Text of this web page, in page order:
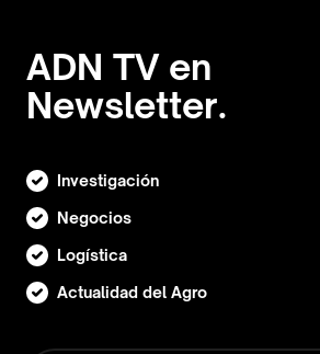
ADN TV en
Newsletter.
Investigación
Negocios
Logística
Actualidad del Agro